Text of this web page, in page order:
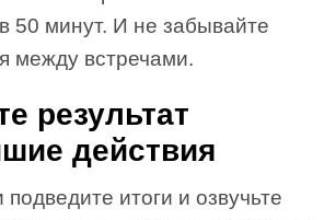
50 минут. И не забывайте
между встречами.
результат
действия
подведите итоги и озвучьте